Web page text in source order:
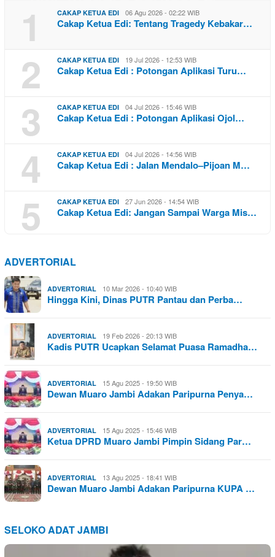
1 CAKAP KETUA EDI 06 Agu 2026 - 02:22 WIB
Cakap Ketua Edi: Tentang Tragedy Kebakar…
2 CAKAP KETUA EDI 19 Jul 2026 - 12:53 WIB
Cakap Ketua Edi : Potongan Aplikasi Turu…
3 CAKAP KETUA EDI 04 Jul 2026 - 15:46 WIB
Cakap Ketua Edi : Potongan Aplikasi Ojol…
4 CAKAP KETUA EDI 04 Jul 2026 - 14:56 WIB
Cakap Ketua Edi : Jalan Mendalo–Pijoan M…
5 CAKAP KETUA EDI 27 Jun 2026 - 14:54 WIB
Cakap Ketua Edi: Jangan Sampai Warga Mis…
ADVERTORIAL
ADVERTORIAL 10 Mar 2026 - 10:40 WIB
Hingga Kini, Dinas PUTR Pantau dan Perba…
ADVERTORIAL 19 Feb 2026 - 20:13 WIB
Kadis PUTR Ucapkan Selamat Puasa Ramadha…
ADVERTORIAL 15 Agu 2025 - 19:50 WIB
Dewan Muaro Jambi Adakan Paripurna Penya…
ADVERTORIAL 15 Agu 2025 - 15:46 WIB
Ketua DPRD Muaro Jambi Pimpin Sidang Par…
ADVERTORIAL 13 Agu 2025 - 18:41 WIB
Dewan Muaro Jambi Adakan Paripurna KUPA …
SELOKO ADAT JAMBI